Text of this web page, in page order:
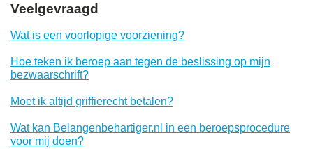
Veelgevraagd
Wat is een voorlopige voorziening?
Hoe teken ik beroep aan tegen de beslissing op mijn
bezwaarschrift?
Moet ik altijd griffierecht betalen?
Wat kan Belangenbehartiger.nl in een beroepsprocedure
voor mij doen?